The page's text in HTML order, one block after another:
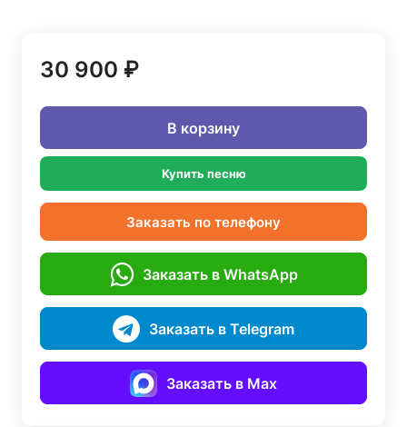
30 900 ₽
В корзину
Купить песню
Заказать по телефону
Заказать в WhatsApp
Заказать в Telegram
Заказать в Max